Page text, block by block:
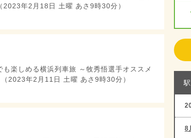
2023年2月18日 土曜 あさ9時30分）
楽しめる横浜列車旅 ～牧秀悟選手オススメ
2023年2月11日 土曜 あさ9時30分）
8